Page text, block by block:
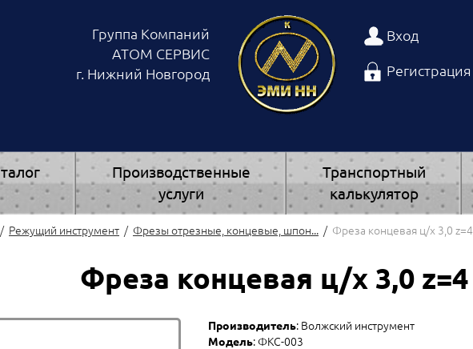
Группа Компаний
АТОМ СЕРВИС
г. Нижний Новгород
Вход
Регистрация
Производственные
услуги
Транспортный
калькулятор
Режущий инструмент Фрезы отрезные, концевые, шпон... Фреза концевая ц/х 3,0 z=4
Фреза концевая ц/х 3,0 z=4
Производитель: Волжский инструмент
Модель: ФКС-003